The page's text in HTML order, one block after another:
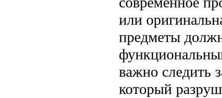
или
предметы
важно следить
который